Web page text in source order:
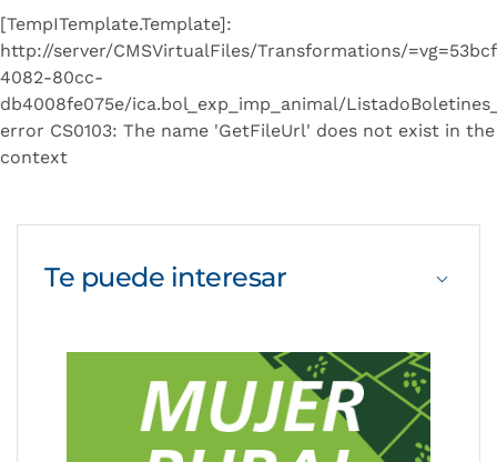
[TempITemplate.Template]:
http://server/CMSVirtualFiles/Transformations/
4082-80cc-
db4008fe075e/ica.bol_exp_imp_animal/
error CS0103: The name 'GetFileUrl' does not exist in
context
Te puede interesar